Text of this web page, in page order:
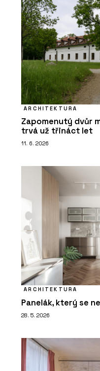
ARCHITEKTURA
Zapomenutý dvůr
trvá už třináct let
11. 6. 2026
ARCHITEKTURA
Panelák, který se
28. 5. 2026